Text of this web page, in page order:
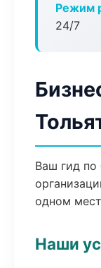
Режим
24/7
Ваш гид по
одном
Наши